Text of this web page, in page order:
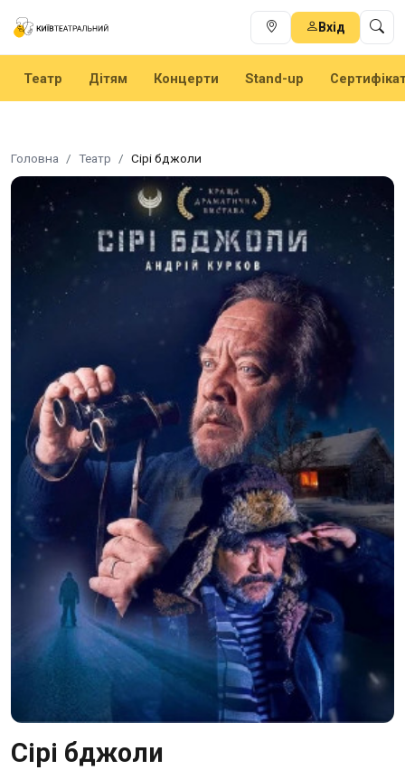
Вхід
Театр Дітям Концерти Stand-up
Головна Театр Сірі бджоли
Сірі бджоли